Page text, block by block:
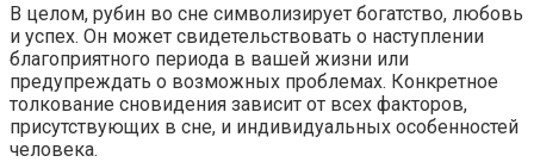
В целом, рубин во сне символизирует богатство, любовь
и успех. Он может свидетельствовать о наступлении
благоприятного периода в вашей жизни или
предупреждать о возможных проблемах. Конкретное
толкование сновидения зависит от всех факторов,
присутствующих в сне, и индивидуальных особенностей
человека.